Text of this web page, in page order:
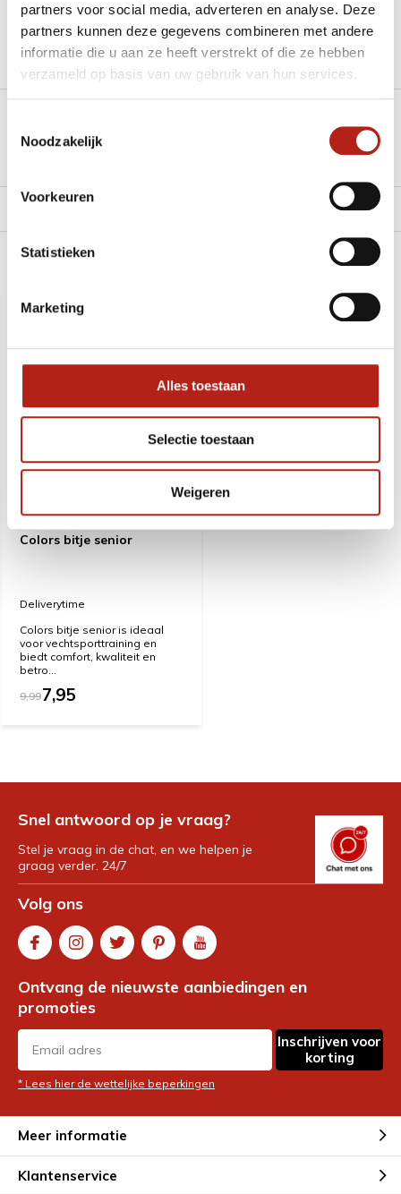
partners voor social media, adverteren en analyse. Deze
partners kunnen deze gegevens combineren met andere
informatie die u aan ze heeft verstrekt of die ze hebben
verzameld op basis van uw gebruik van hun services.
Noodzakelijk
Voorkeuren
Statistieken
Marketing
Alles toestaan
Selectie toestaan
Weigeren
Stel je vraag in de Chat voor een snel antwoord 24/7
Stel je vraag
Groot aantal nodig?
Colors bitje senior
Deliverytime
Colors bitje senior is ideaal
voor vechtsporttraining en
biedt comfort, kwaliteit en
betro...
9,997,95
Snel antwoord op je vraag?
Stel je vraag in de chat, en we helpen je
graag verder. 24/7
Volg ons
Ontvang de nieuwste aanbiedingen en
promoties
Inschrijven voor
korting
* Lees hier de wettelijke beperkingen
Meer informatie
Klantenservice